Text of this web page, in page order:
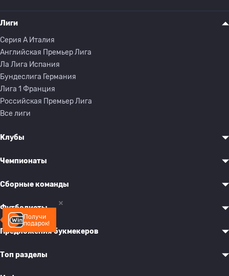
Получи
подарок!
Лиги
Серия A Италия
Английская Премьер Лига
Ла Лига Испания
Бундеслига Германия
Лига 1 Франция
Российская Премьер Лига
Все лиги
Клубы
Чемпионаты
Сборные команды
Футболисты
Предложения букмекеров
Топ разделы